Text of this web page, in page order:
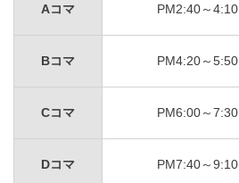
Aコマ PM2:40～4:10
Bコマ PM4:20～5:50
Cコマ PM6:00～7:30
Dコマ PM7:40～9:10